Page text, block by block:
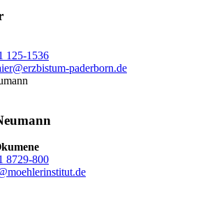
125-1536
paderborn.de
8729-800